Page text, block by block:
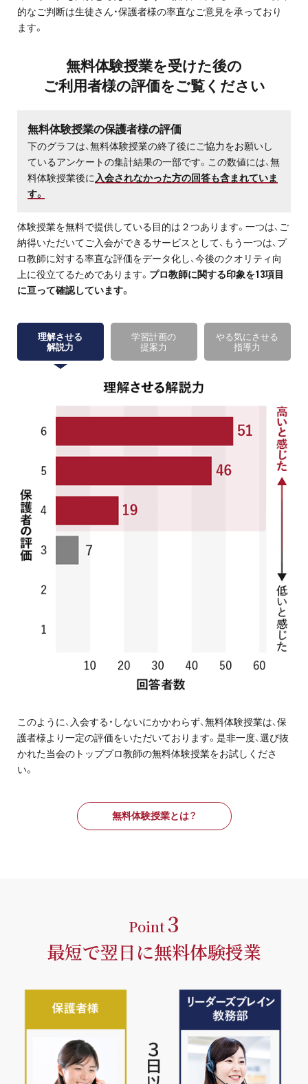
的なご判断は生徒さん・保護者様の率直なご意見を承っており
ます。
無料体験授業を受けた後の
ご利用者様の評価をご覧ください
無料体験授業の保護者様の評価
下のグラフは、無料体験授業の終了後にご協力をお願いし
ているアンケートの集計結果の一部です。この数値には、無
料体験授業後に 入会されなかった方の回答も含まれていま
す。
体験授業を無料で提供している目的は２つあります。一つは、ご
納得いただいてご入会ができるサービスとして、もう一つは、プ
ロ教師に対する率直な評価をデータ化し、今後のクオリティ向
上に役立てるためであります。 プロ教師に関する印象を13項目
に亘って確認しています。
理解させる
解説力
学習計画の
提案力
やる気にさせる
指導力
このように、入会する・しないにかかわらず、無料体験授業は、保
護者様より一定の評価をいただいております。是非一度、選び抜
かれた当会のトッププロ教師の無料体験授業をお試しくださ
い。
無料体験授業とは？
Point3
最短で翌日に無料体験授業